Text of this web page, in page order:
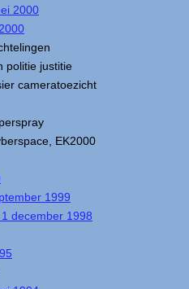
2000
politie justitie
cameratoezicht
EK2000
1999
december 1998